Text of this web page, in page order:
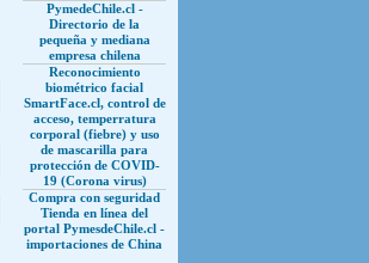
PymedeChile.cl -
Directorio de la
pequeña y mediana
empresa chilena
Reconocimiento
biométrico facial
SmartFace.cl, control de
acceso, temperratura
corporal (fiebre) y uso
de mascarilla para
protección de COVID-
19 (Corona virus)
Compra con seguridad
Tienda en línea del
portal PymesdeChile.cl -
importaciones de China